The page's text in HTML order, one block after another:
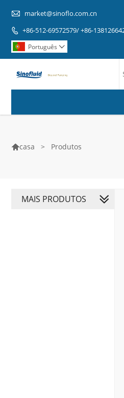
 market@sinoflo.com.cn
 +86-512-69572579/ +86-
Português 
casa > Produtos
MAIS PRODUTOS